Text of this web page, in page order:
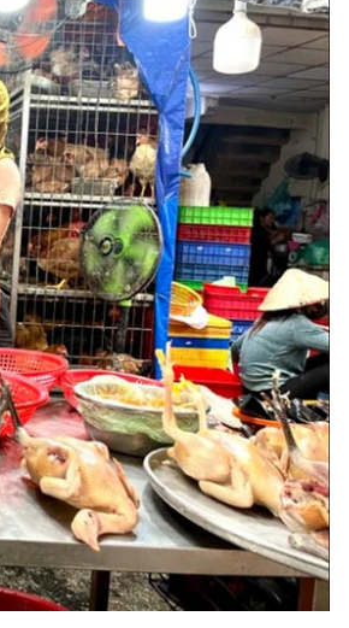
Các yếu tố duy trì đà tăng trưởng của
ngành chăn nuôi năm 2025